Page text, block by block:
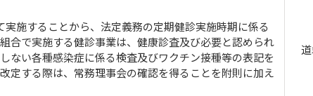
施することから、法定義務の定期健診実施時期に係る
合で実施する健診事業は、健康診査及び必要と認められ
ない各種感染症に係る検査及びワクチン接種等の表記を
定する際は、常務理事会の確認を得ることを附則に加え